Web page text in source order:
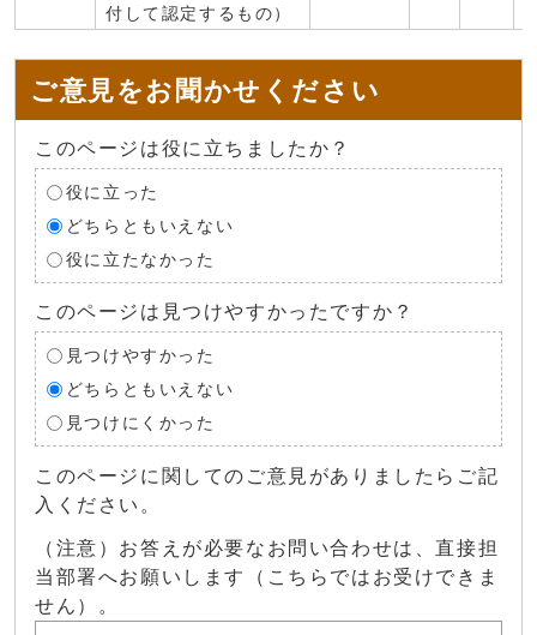
付して認定するもの）
ご意見をお聞かせください
このページは役に立ちましたか？
役に立った
どちらともいえない
役に立たなかった
このページは見つけやすかったですか？
見つけやすかった
どちらともいえない
見つけにくかった
このページに関してのご意見がありましたらご記
入ください。
（注意）お答えが必要なお問い合わせは、直接担
当部署へお願いします（こちらではお受けできま
せん）。